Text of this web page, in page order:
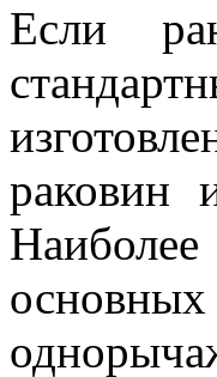
Если
раковин